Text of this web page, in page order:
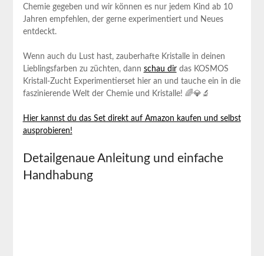
Chemie gegeben und wir können es nur​ jedem Kind ab 10
Jahren empfehlen, der ‍gerne ‌experimentiert und⁣ Neues
entdeckt.
Wenn auch du Lust hast, zauberhafte Kristalle in‌ deinen
Lieblingsfarben zu züchten, dann schau dirdas KOSMOS
Kristall-Zucht Experimentierset hier‌ an und tauche ein in die
faszinierende Welt der Chemie und Kristalle! 🌈💎🔬
Hier kannst du ⁢das Set direkt auf Amazon ‌kaufen und ‌selbst
ausprobieren!
Detailgenaue ⁢Anleitung ⁢und ‌einfache
Handhabung